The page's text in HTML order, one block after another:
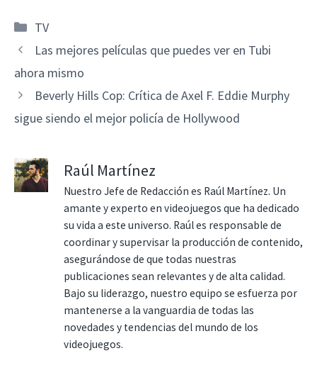
Categorías
TV
Las mejores películas que puedes ver en Tubi
ahora mismo
Beverly Hills Cop: Crítica de Axel F. Eddie Murphy
sigue siendo el mejor policía de Hollywood
Raúl Martínez
Nuestro Jefe de Redacción es Raúl Martínez. Un
amante y experto en videojuegos que ha dedicado
su vida a este universo. Raúl es responsable de
coordinar y supervisar la producción de contenido,
asegurándose de que todas nuestras
publicaciones sean relevantes y de alta calidad.
Bajo su liderazgo, nuestro equipo se esfuerza por
mantenerse a la vanguardia de todas las
novedades y tendencias del mundo de los
videojuegos.